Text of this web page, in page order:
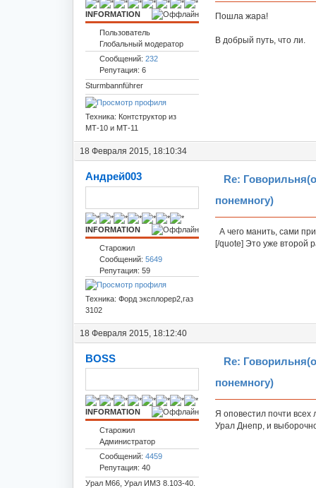
INFORMATION
Пользователь
Глобальный модератор
Сообщений: 232
Репутация: 6
Sturmbannführer
Техника: Контструктор из
МТ-10 и МТ-11
Пошла жара!
В добрый путь, что ли.
18 Февраля 2015, 18:10:34
Андрей003
INFORMATION
Старожил
Сообщений: 5649
Репутация: 59
Техника: Форд эксплорер2,газ
3102
Re:
понемногу)
А чего манить, сами
[/quote] Это уже второй
18 Февраля 2015, 18:12:40
BOSS
INFORMATION
Старожил
Администратор
Сообщений: 4459
Репутация: 40
Урал М66, Урал ИМЗ 8.103-40.
Re:
понемногу)
Я оповестил почти
Урал Днепр, и